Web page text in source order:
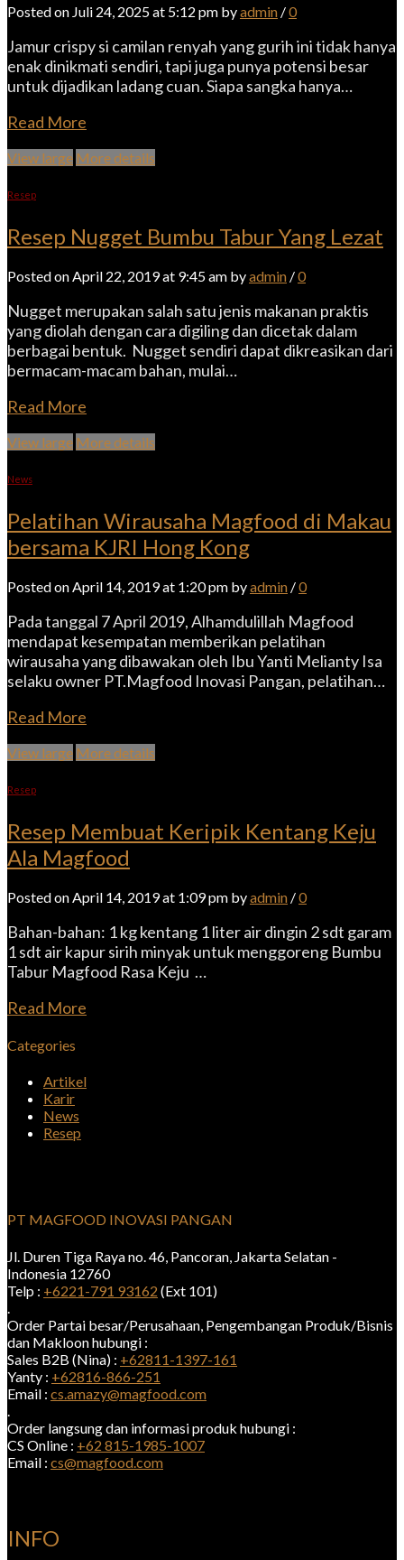
Posted on Juli 24, 2025 at 5:12 pm byadmin /0
Jamur crispy si camilan renyah yang gurih ini tidak hanya
enak dinikmati sendiri, tapi juga punya potensi besar
untuk dijadikan ladang cuan. Siapa sangka hanya…
Read More
View large More details
Resep
Resep Nugget Bumbu Tabur Yang Lezat
Posted on April 22, 2019 at 9:45 am byadmin /0
Nugget merupakan salah satu jenis makanan praktis
yang diolah dengan cara digiling dan dicetak dalam
berbagai bentuk. Nugget sendiri dapat dikreasikan dari
bermacam-macam bahan, mulai…
Read More
View large More details
News
Pelatihan Wirausaha Magfood di Makau
bersama KJRI Hong Kong
Posted on April 14, 2019 at 1:20 pm byadmin /0
Pada tanggal 7 April 2019, Alhamdulillah Magfood
mendapat kesempatan memberikan pelatihan
wirausaha yang dibawakan oleh Ibu Yanti Melianty Isa
selaku owner PT.Magfood Inovasi Pangan, pelatihan…
Read More
View large More details
Resep
Resep Membuat Keripik Kentang Keju
Ala Magfood
Posted on April 14, 2019 at 1:09 pm byadmin /0
Bahan-bahan: 1 kg kentang 1 liter air dingin 2 sdt garam
1 sdt air kapur sirih minyak untuk menggoreng Bumbu
Tabur Magfood Rasa Keju …
Read More
Categories
Artikel
Karir
News
Resep
PT MAGFOOD INOVASI PANGAN
Jl. Duren Tiga Raya no. 46, Pancoran, Jakarta Selatan -
Indonesia 12760
Telp : +6221-791 93162 (Ext 101)
Order Partai besar/Perusahaan, Pengembangan Produk/Bisnis
dan Makloon hubungi :
Sales B2B (Nina) : +62811-1397-161
Yanty : +62816-866-251
Email : cs.amazy@magfood.com
Order langsung dan informasi produk hubungi :
CS Online : +62 815-1985-1007
Email : cs@magfood.com
INFO